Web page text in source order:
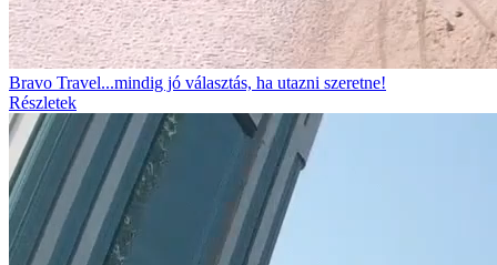
Bravo Travel...mindig jó választás, ha utazni szeretne!
Részletek